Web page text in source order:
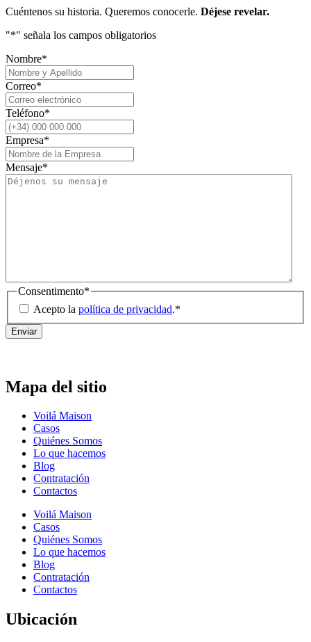
Cuéntenos su historia. Queremos conocerle. Déjese revelar.
"*" señala los campos obligatorios
Nombre*
Correo*
Teléfono*
Empresa*
Mensaje*
Consentimento*
Acepto la política de privacidad.*
Mapa del sitio
Voilá Maison
Casos
Quiénes Somos
Lo que hacemos
Blog
Contratación
Contactos
Voilá Maison
Casos
Quiénes Somos
Lo que hacemos
Blog
Contratación
Contactos
Ubicación